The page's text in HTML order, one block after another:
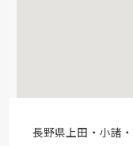
長野県上田・小諸